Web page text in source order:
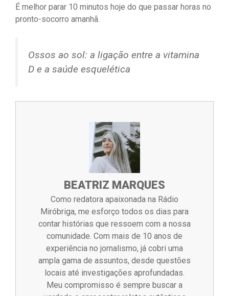
É melhor parar 10 minutos hoje do que passar horas no
pronto-socorro amanhã.
Ossos ao sol: a ligação entre a vitamina
D e a saúde esquelética
BEATRIZ MARQUES
Como redatora apaixonada na Rádio
Miróbriga, me esforço todos os dias para
contar histórias que ressoem com a nossa
comunidade. Com mais de 10 anos de
experiência no jornalismo, já cobri uma
ampla gama de assuntos, desde questões
locais até investigações aprofundadas.
Meu compromisso é sempre buscar a